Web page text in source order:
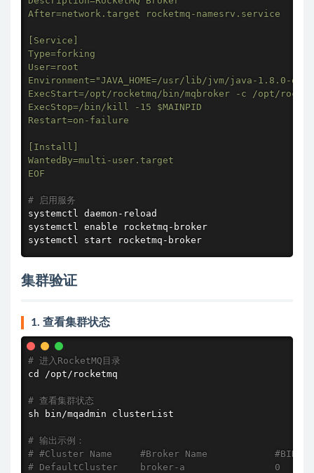
After=network.target rocketmq-namesrv.service
[Service]
Type=forking
User=root
Environment="JAVA_HOME=/usr/lib/jvm/java-1.8.0-
ExecStart=/opt/rocketmq/bin/mqbroker -c /opt/
ExecStop=/bin/kill -15 $MAINPID
Restart=on-failure
[Install]
WantedBy=multi-user.target
EOF
# 启用服务
systemctl daemon-reload
systemctl enable rocketmq-broker
systemctl start rocketmq-broker
集群验证
1. 查看集群状态
# 进入RocketMQ目录
cd
/opt/rocketmq
# 查看集群状态
sh bin/mqadmin clusterList
# 输出示例：
# #Cluster Name     #Broker Name            #BID
# DefaultCluster    broker-a                0